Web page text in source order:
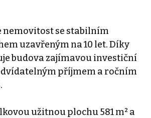
nemovitost se stabilním
uzavřeným na 10 let. Díky
budova zajímavou investiční
příjmem a ročním
užitnou plochu 581 m² a